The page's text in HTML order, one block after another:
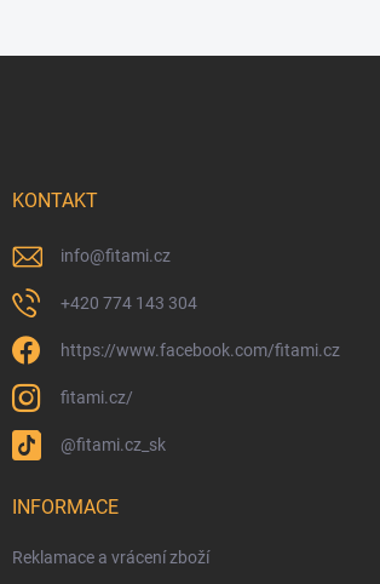
KONTAKT
info@fitami.cz
+420 774 143 304
https://www.facebook.com/fitami.cz
fitami.cz/
@fitami.cz_sk
INFORMACE
Reklamace a vrácení zboží